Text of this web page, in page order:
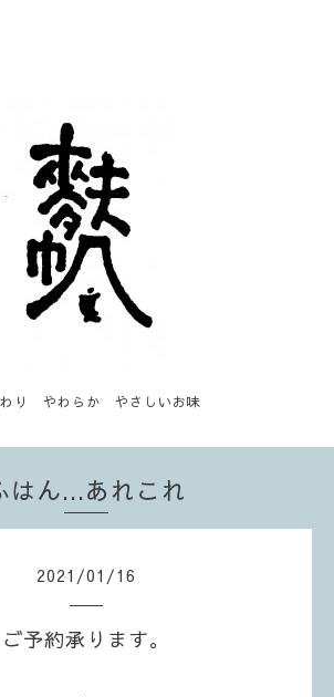
り やわらか やさしいお味
はん...あれこれ
2021 /01 /16
ご予約承ります。